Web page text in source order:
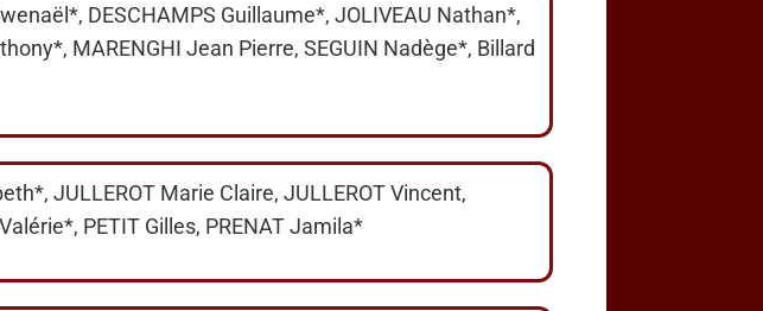
DESCHAMPS Guillaume*, JOLIVEAU Nathan*,
MARENGHI Jean Pierre, SEGUIN Nadège*, Billard
JULLEROT Marie Claire, JULLEROT Vincent,
PETIT Gilles, PRENAT Jamila*